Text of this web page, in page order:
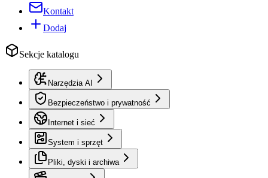
Kontakt
Dodaj
Sekcje katalogu
Narzędzia AI
Bezpieczeństwo i prywatność
Internet i sieć
System i sprzęt
Pliki, dyski i archiwa